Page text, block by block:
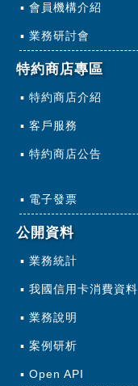
會員機構介紹
業務研討會
特約商店專區
特約商店介紹
客戶服務
特約商店公告
電子發票
公開資料
業務統計
我國信用卡消費資料
業務說明
案例研析
Open API